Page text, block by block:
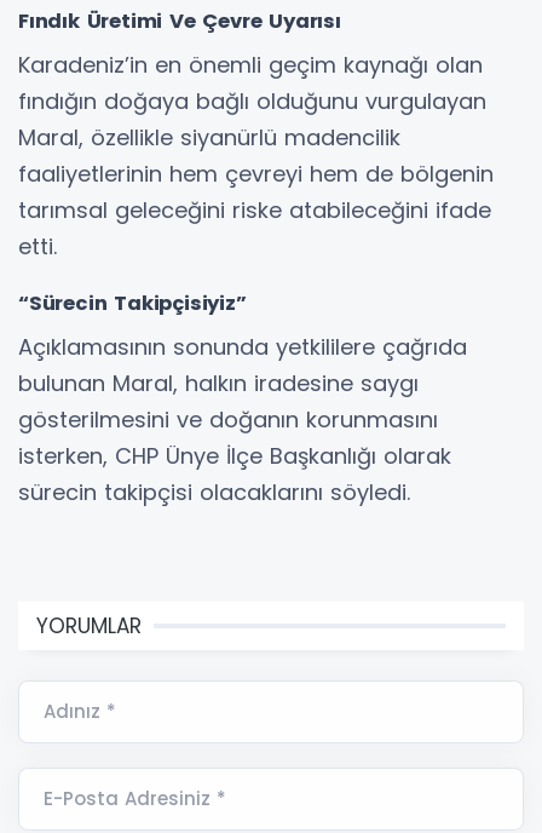
Fındık Üretimi Ve Çevre Uyarısı
Karadeniz’in en önemli geçim kaynağı olan
fındığın doğaya bağlı olduğunu vurgulayan
Maral, özellikle siyanürlü madencilik
faaliyetlerinin hem çevreyi hem de bölgenin
tarımsal geleceğini riske atabileceğini ifade
etti.
“Sürecin Takipçisiyiz”
Açıklamasının sonunda yetkililere çağrıda
bulunan Maral, halkın iradesine saygı
gösterilmesini ve doğanın korunmasını
isterken, CHP Ünye İlçe Başkanlığı olarak
sürecin takipçisi olacaklarını söyledi.
YORUMLAR
Adınız *
E-Posta Adresiniz *